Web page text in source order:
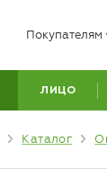
Покупателям
ЛИЦО
Каталог